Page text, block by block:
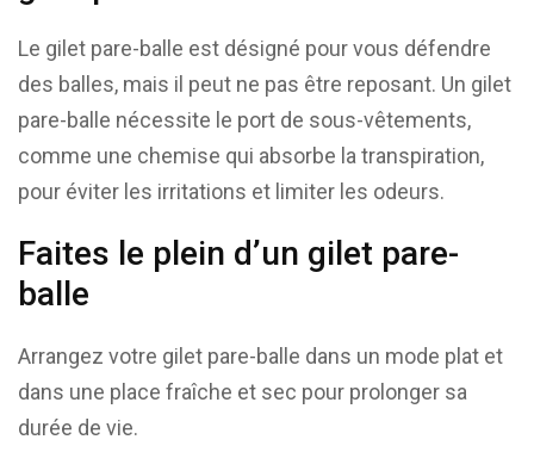
Le gilet pare-balle est désigné pour vous défendre
des balles, mais il peut ne pas être reposant. Un gilet
pare-balle nécessite le port de sous-vêtements,
comme une chemise qui absorbe la transpiration,
pour éviter les irritations et limiter les odeurs.
Faites le plein d’un gilet pare-
balle
Arrangez votre gilet pare-balle dans un mode plat et
dans une place fraîche et sec pour prolonger sa
durée de vie.